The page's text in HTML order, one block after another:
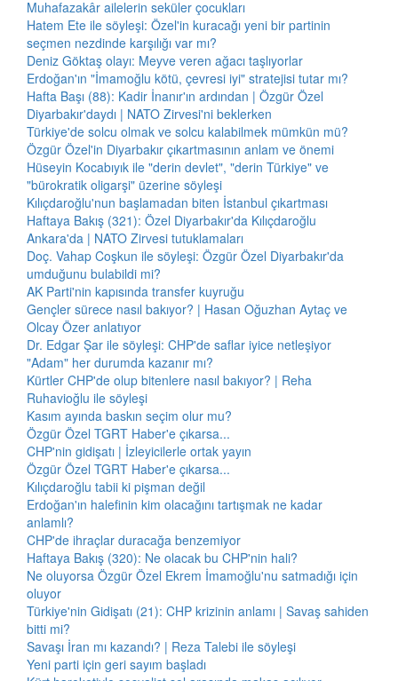
Muhafazakâr ailelerin seküler çocukları
Hatem Ete ile söyleşi: Özel'in kuracağı yeni bir partinin
seçmen nezdinde karşılığı var mı?
Deniz Göktaş olayı: Meyve veren ağacı taşlıyorlar
Erdoğan'ın "İmamoğlu kötü, çevresi iyi" stratejisi tutar mı?
Hafta Başı (88): Kadir İnanır'ın ardından | Özgür Özel
Diyarbakır'daydı | NATO Zirvesi'ni beklerken
Türkiye'de solcu olmak ve solcu kalabilmek mümkün mü?
Özgür Özel'in Diyarbakır çıkartmasının anlam ve önemi
Hüseyin Kocabıyık ile "derin devlet", "derin Türkiye" ve
"bürokratik oligarşi" üzerine söyleşi
Kılıçdaroğlu'nun başlamadan biten İstanbul çıkartması
Haftaya Bakış (321): Özel Diyarbakır'da Kılıçdaroğlu
Ankara'da | NATO Zirvesi tutuklamaları
Doç. Vahap Coşkun ile söyleşi: Özgür Özel Diyarbakır'da
umduğunu bulabildi mi?
AK Parti'nin kapısında transfer kuyruğu
Gençler sürece nasıl bakıyor? | Hasan Oğuzhan Aytaç ve
Olcay Özer anlatıyor
Dr. Edgar Şar ile söyleşi: CHP'de saflar iyice netleşiyor
"Adam" her durumda kazanır mı?
Kürtler CHP'de olup bitenlere nasıl bakıyor? | Reha
Ruhavioğlu ile söyleşi
Kasım ayında baskın seçim olur mu?
Özgür Özel TGRT Haber'e çıkarsa...
CHP'nin gidişatı | İzleyicilerle ortak yayın
Özgür Özel TGRT Haber'e çıkarsa...
Kılıçdaroğlu tabii ki pişman değil
Erdoğan'ın halefinin kim olacağını tartışmak ne kadar
anlamlı?
CHP'de ihraçlar duracağa benzemiyor
Haftaya Bakış (320): Ne olacak bu CHP'nin hali?
Ne oluyorsa Özgür Özel Ekrem İmamoğlu'nu satmadığı için
oluyor
Türkiye'nin Gidişatı (21): CHP krizinin anlamı | Savaş sahiden
bitti mi?
Savaşı İran mı kazandı? | Reza Talebi ile söyleşi
Yeni parti için geri sayım başladı